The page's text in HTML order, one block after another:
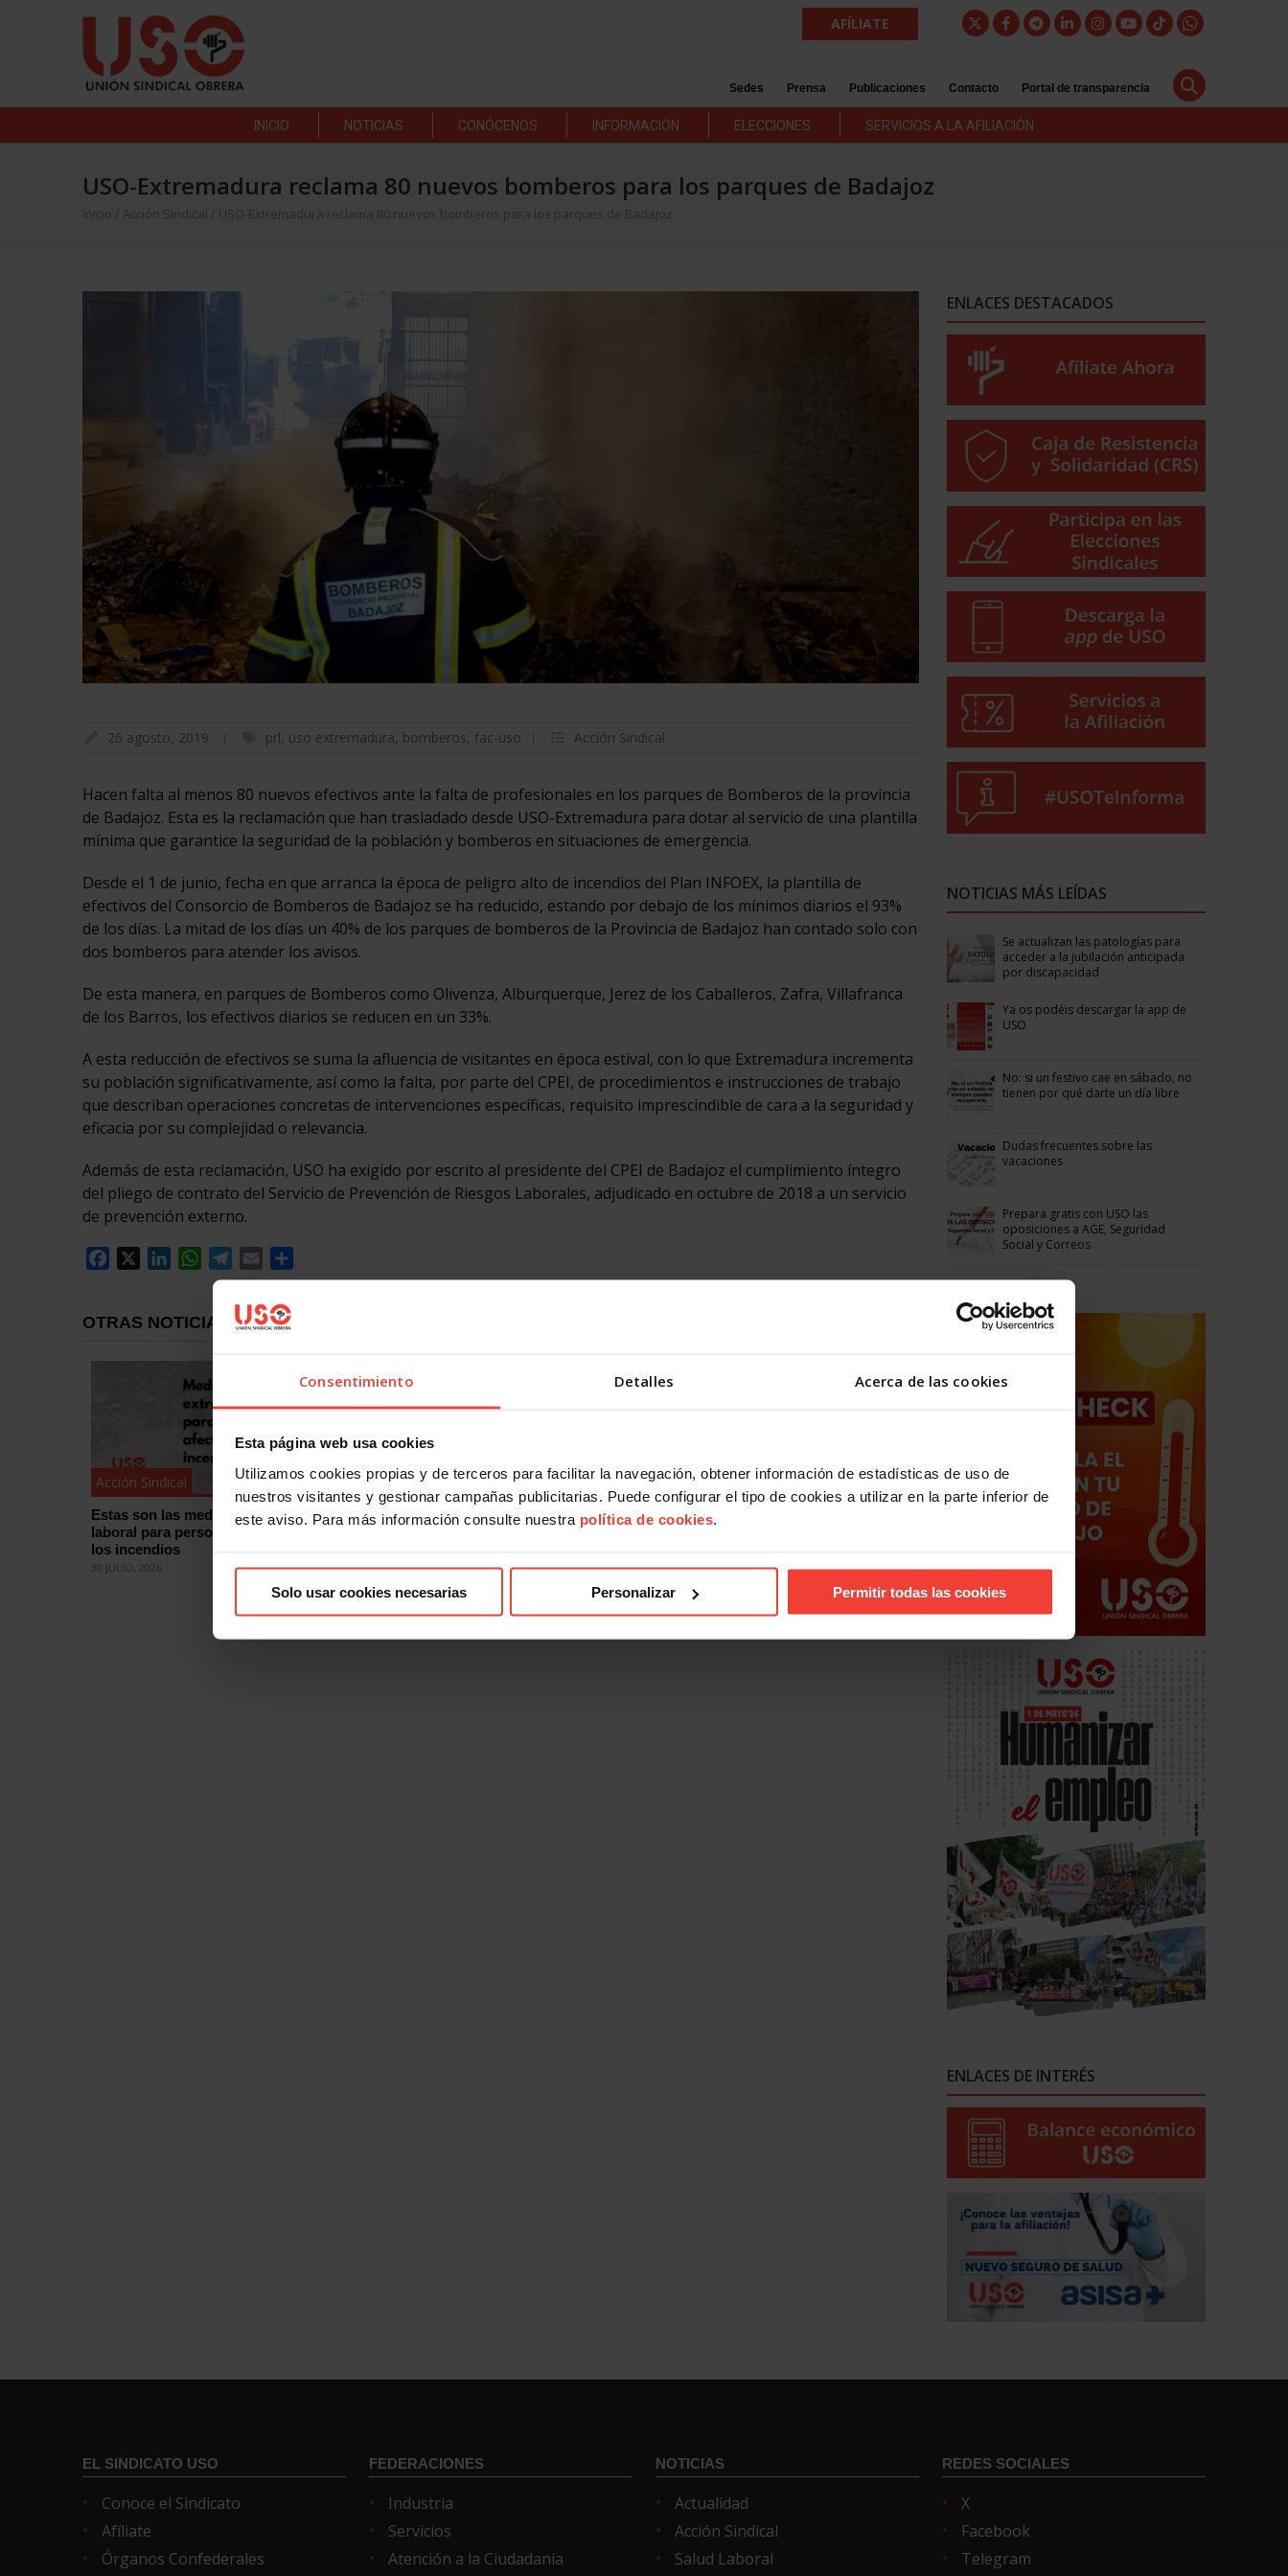
Consentimiento Detalles Acerca de las cookies
Esta página web usa cookies
Utilizamos cookies propias y de terceros para facilitar la navegación, obtener información de estadísticas de uso de
nuestros visitantes y gestionar campañas publicitarias. Puede configurar el tipo de cookies a utilizar en la parte inferior de
este aviso. Para más información consulte nuestra política de cookies.
Solo usar cookies necesarias Personalizar Permitir todas las cookies
AFÍLIATE
Sedes Prensa Publicaciones Contacto Portal de transparencia
INICIO NOTICIAS CONÓCENOS INFORMACIÓN ELECCIONES SERVICIOS A LA AFILIACIÓN
USO-Extremadura reclama 80 nuevos bomberos para los parques de Badajoz
Inicio Acción Sindical USO-Extremadura reclama 80 nuevos bomberos para los parques de Badajoz
26 agosto, 2019 prl, uso extremadura, bomberos, fac-uso Acción Sindical
Hacen falta al menos 80 nuevos efectivos ante la falta de profesionales en los parques de Bomberos de la provincia
de Badajoz. Esta es la reclamación que han trasladado desde USO-Extremadura para dotar al servicio de una plantilla
mínima que garantice la seguridad de la población y bomberos en situaciones de emergencia.
Desde el 1 de junio, fecha en que arranca la época de peligro alto de incendios del Plan INFOEX, la plantilla de
efectivos del Consorcio de Bomberos de Badajoz se ha reducido, estando por debajo de los mínimos diarios el 93%
de los días. La mitad de los días un 40% de los parques de bomberos de la Provincia de Badajoz han contado solo con
dos bomberos para atender los avisos.
De esta manera, en parques de Bomberos como Olivenza, Alburquerque, Jerez de los Caballeros, Zafra, Villafranca
de los Barros, los efectivos diarios se reducen en un 33%.
A esta reducción de efectivos se suma la afluencia de visitantes en época estival, con lo que Extremadura incrementa
su población significativamente, así como la falta, por parte del CPEI, de procedimientos e instrucciones de trabajo
que describan operaciones concretas de intervenciones específicas, requisito imprescindible de cara a la seguridad y
eficacia por su complejidad o relevancia.
Además de esta reclamación, USO ha exigido por escrito al presidente del CPEI de Badajoz el cumplimiento íntegro
del pliego de contrato del Servicio de Prevención de Riesgos Laborales, adjudicado en octubre de 2018 a un servicio
de prevención externo.
Facebook
LinkedInWhatsApp
Telegram
Email
OTRAS NOTICIAS
Acción Sindical
Estas son las medidas de protección
laboral para personas afectadas por
los incendios
30 JULIO, 2026
Acción Sindical
¿Quieres presentarte con USO a las
elecciones sindicales? Te contamos
29 JULIO, 2026
Acción Sindical
USOTeInforma sobre tus derechos
ENLACES DESTACADOS
NOTICIAS MÁS LEÍDAS
Se actualizan las patologías para
acceder a la jubilación anticipada
por discapacidad
Ya os podéis descargar la app de
USO
No: si un festivo cae en sábado, no
tienen por qué darte un día libre
Dudas frecuentes sobre las
vacaciones
Prepara gratis con USO las
oposiciones a AGE, Seguridad
Social y Correos
ENLACES DE INTERÉS
EL SINDICATO USO
Conoce el Sindicato
Afíliate
Órganos Confederales
FEDERACIONES
Industria
Servicios
Atención a la Ciudadanía
NOTICIAS
Actualidad
Acción Sindical
Salud Laboral
REDES SOCIALES
X
Facebook
Telegram